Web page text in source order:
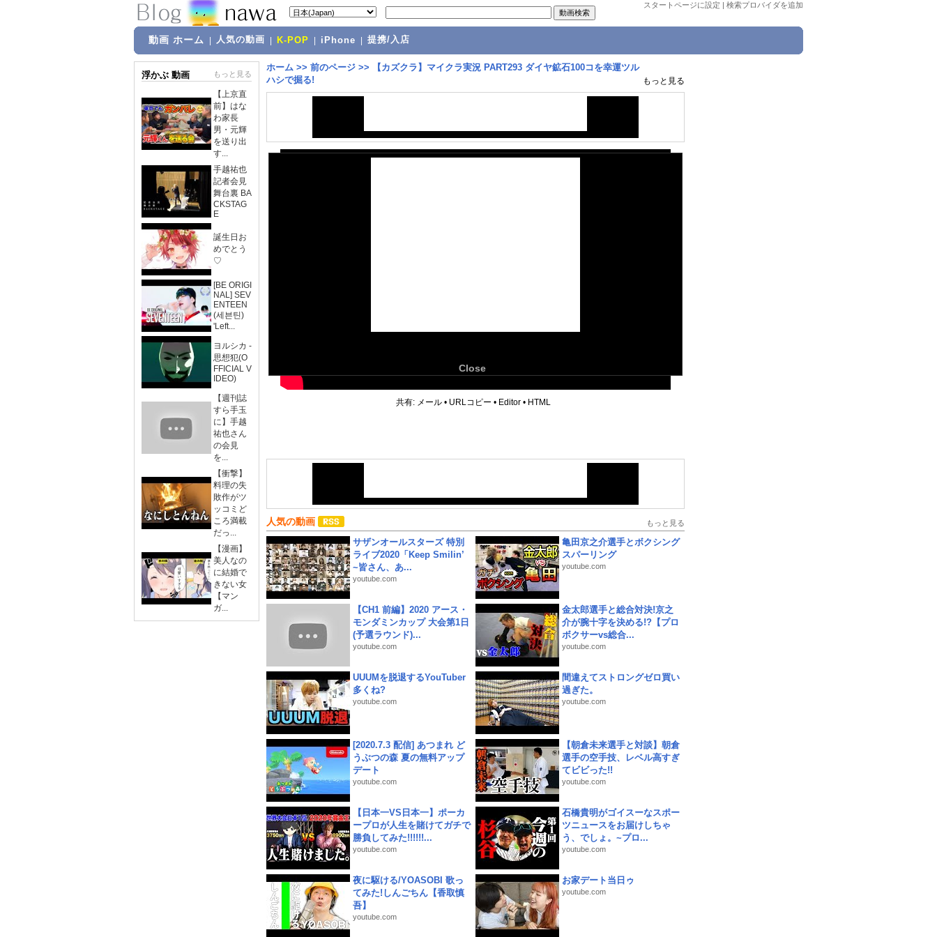
スタートページに設定 | 検索プロバイダを追加
動画 ホーム 人気の動画 K-POP iPhone 提携/入店
浮かぶ 動画 もっと見る
【上京直
前】はな
わ家長
男・元輝
を送り出
す...
手越祐也
記者会見
舞台裏 BA
CKSTAG
E
誕生日お
めでとう
♡
[BE ORIGI
NAL] SEV
ENTEEN
(세븐틴)
'Left...
ヨルシカ -
思想犯(O
FFICIAL V
IDEO)
【週刊誌
すら手玉
に】手越
祐也さん
の会見
を...
【衝撃】
料理の失
敗作がツ
ッコミど
ころ満載
だっ...
【漫画】
美人なの
に結婚で
きない女
【マン
ガ...
ホーム >> 前のページ >>
【カズクラ】マイクラ実況 PART293 ダイヤ鉱石100コを幸運ツル
ハシで掘る!
もっと見る
Close
共有: メール • URLコピー • Editor • HTML
人気の動画 もっと見る
サザンオールスターズ 特別
ライブ2020「Keep Smilin’
~皆さん、あ...
youtube.com
亀田京之介選手とボクシング
スパーリング
youtube.com
【CH1 前編】2020 アース・
モンダミンカップ 大会第1日
(予選ラウンド)...
youtube.com
金太郎選手と総合対決!京之
介が腕十字を決める!?【プロ
ボクサーvs総合...
youtube.com
UUUMを脱退するYouTuber
多くね?
youtube.com
間違えてストロングゼロ買い
過ぎた。
youtube.com
[2020.7.3 配信] あつまれ ど
うぶつの森 夏の無料アップ
デート
youtube.com
【朝倉未来選手と対談】朝倉
選手の空手技、レベル高すぎ
てビビった!!
youtube.com
【日本一VS日本一】ポーカ
ープロが人生を賭けてガチで
勝負してみた!!!!!!...
youtube.com
石橋貴明がゴイスーなスポー
ツニュースをお届けしちゃ
う、でしょ。~プロ...
youtube.com
夜に駆ける/YOASOBI 歌っ
てみた!しんごちん【香取慎
吾】
youtube.com
お家デート当日ゥ
youtube.com